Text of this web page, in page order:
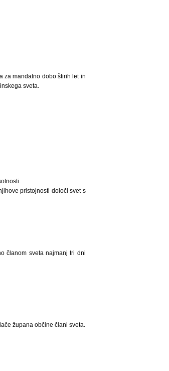
za mandatno dobo štirih let in
sveta.
pristojnosti določi svet s
članom sveta najmanj tri dni
župana občine člani sveta.